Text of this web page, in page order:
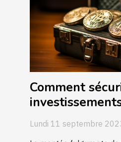
Comment
Lundi 11 septembre